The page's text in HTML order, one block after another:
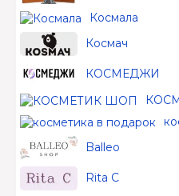
Космала
Космач
КОСМЕДЖИ
Balleo
Rita C